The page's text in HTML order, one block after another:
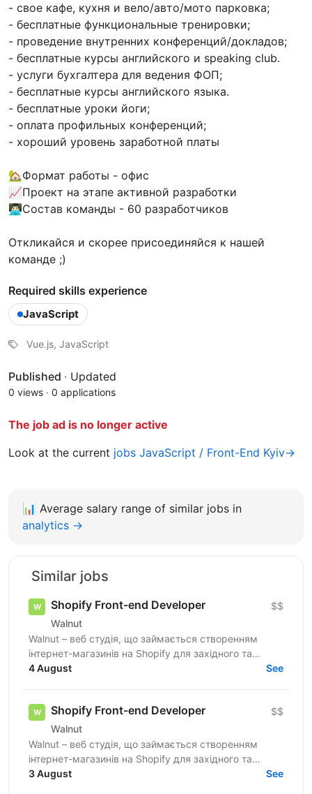
- свое кафе, кухня и вело/авто/мото парковка;
- бесплатные функциональные тренировки;
- проведение внутренних конференций/докладов;
- бесплатные курсы английского и speaking club.
- услуги бухгалтера для ведения ФОП;
- бесплатные курсы английского языка.
- бесплатные уроки йоги;
- оплата профильных конференций;
- хороший уровень заработной платы
🏡Формат работы - офис
📈Проект на этапе активной разработки
👨🏻‍💻Состав команды - 60 разработчиков
Откликайся и скорее присоединяйся к нашей
команде ;)
Required skills experience
JavaScript
Vue.js, JavaScript
Published · Updated
0 views · 0 applications
The job ad is no longer active
Look at the current jobs JavaScript / Front-End Kyiv→
📊 Average salary range of similar jobs in
analytics →
Similar jobs
Shopify Front-end Developer
Walnut
$$
Walnut – веб студія, що займається створенням
інтернет-магазинів на Shopify для західного та
українського ринків. Ми шукаємо досвідченого
4 August See
Shopify Front-end Developer
Walnut
$$
Walnut – веб студія, що займається створенням
інтернет-магазинів на Shopify для західного та
українського ринків. Ми шукаємо досвідченого
3 August See